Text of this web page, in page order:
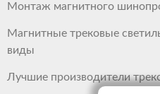
Монтаж магнитного
Магнитные трековые
виды
Лучшие производители